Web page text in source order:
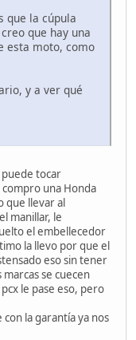
que la cúpula
que hay una
esta moto, como
y a ver qué
puede tocar
compro una Honda
que llevar al
manillar, le
el embellecedor
la llevo por que el
eso sin tener
se cuecen
le pase eso, pero
la garantía ya nos